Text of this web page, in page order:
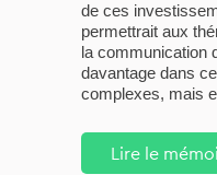
de ces
permettrait aux
la communication
davantage dans
complexes, mais
Lire le